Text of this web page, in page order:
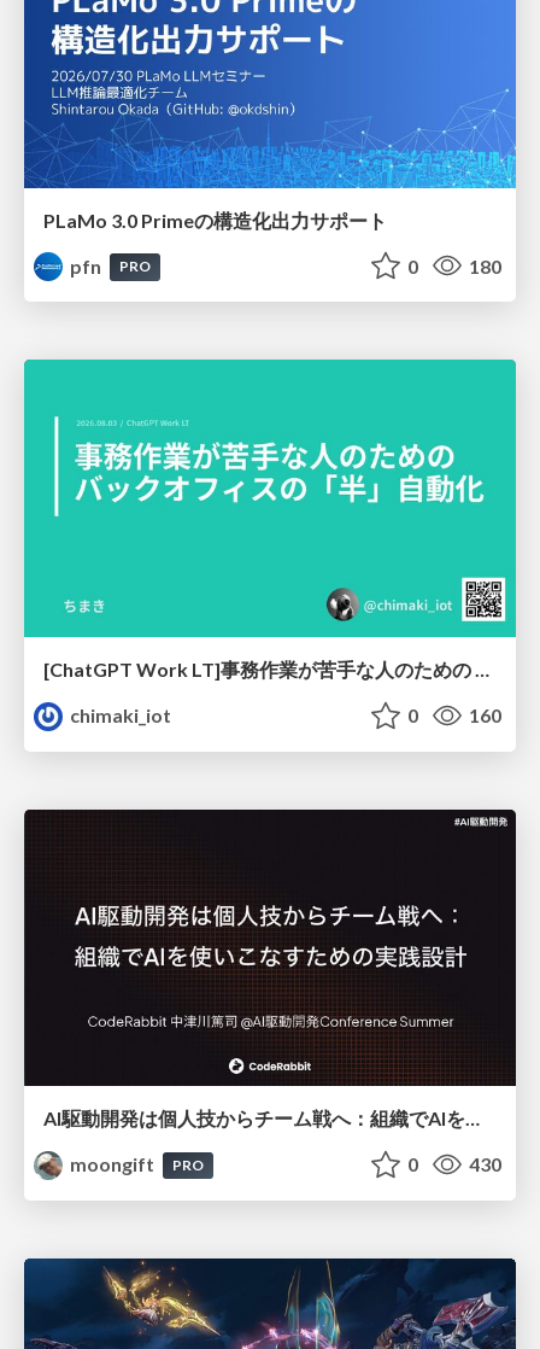
PLaMo 3.0 Primeの構造化出力サポート
pfn
PRO 0 180
[ChatGPT Work LT]事務作業が苦手な人のための バックオフィスの「半」自動化
chimaki_iot
0 160
AI駆動開発は個人技からチーム戦へ：組織でAIを使いこなすための実践設計
moongift
PRO 0 430